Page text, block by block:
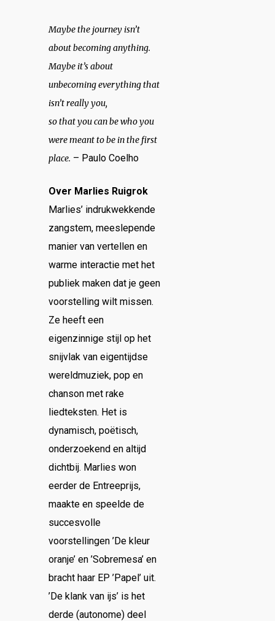
Maybe the journey isn’t
about becoming anything.
Maybe it’s about
unbecoming everything that
isn’t really you,
so that you can be who you
were meant to be in the first
place. – Paulo Coelho
Over Marlies Ruigrok
Marlies’ indrukwekkende
zangstem, meeslepende
manier van vertellen en
warme interactie met het
publiek maken dat je geen
voorstelling wilt missen.
Ze heeft een
eigenzinnige stijl op het
snijvlak van eigentijdse
wereldmuziek, pop en
chanson met rake
liedteksten. Het is
dynamisch, poëtisch,
onderzoekend en altijd
dichtbij. Marlies won
eerder de Entreeprijs,
maakte en speelde de
succesvolle
voorstellingen ’De kleur
oranje’ en ’Sobremesa’ en
bracht haar EP ’Papel’ uit.
’De klank van ijs’ is het
derde (autonome) deel